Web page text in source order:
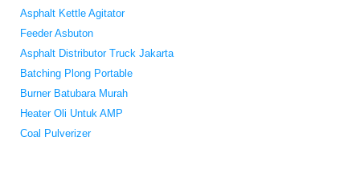
Asphalt Kettle Agitator
Feeder Asbuton
Asphalt Distributor Truck Jakarta
Batching Plong Portable
Burner Batubara Murah
Heater Oli Untuk AMP
Coal Pulverizer